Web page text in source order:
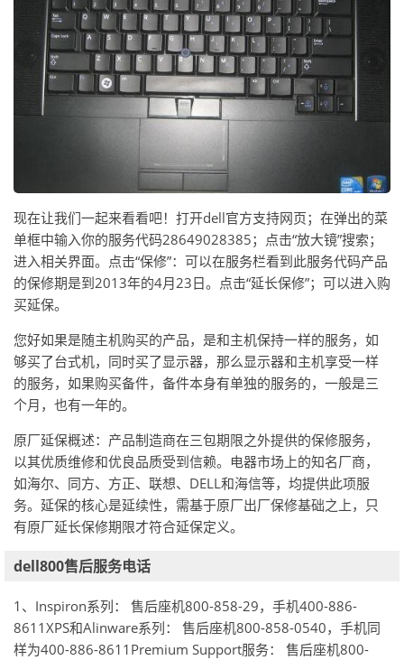
现在让我们一起来看看吧！打开dell官方支持网页；在弹出的菜
单框中输入你的服务代码28649028385；点击“放大镜”搜索；
进入相关界面。点击“保修”：可以在服务栏看到此服务代码产品
的保修期是到2013年的4月23日。点击“延长保修”；可以进入购
买延保。
您好如果是随主机购买的产品，是和主机保持一样的服务，如
够买了台式机，同时买了显示器，那么显示器和主机享受一样
的服务，如果购买备件，备件本身有单独的服务的，一般是三
个月，也有一年的。
原厂延保概述：产品制造商在三包期限之外提供的保修服务，
以其优质维修和优良品质受到信赖。电器市场上的知名厂商，
如海尔、同方、方正、联想、DELL和海信等，均提供此项服
务。延保的核心是延续性，需基于原厂出厂保修基础之上，只
有原厂延长保修期限才符合延保定义。
dell800售后服务电话
1、Inspiron系列： 售后座机800-858-29，手机400-886-
8611XPS和Alinware系列： 售后座机800-858-0540，手机同
样为400-886-8611Premium Support服务： 售后座机800-